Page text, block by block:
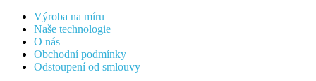
Výroba na míru
Naše technologie
O nás
Obchodní podmínky
Odstoupení od smlouvy